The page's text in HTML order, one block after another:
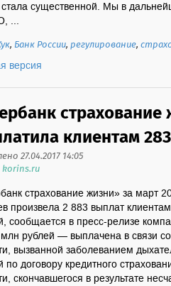
существенной. Мы в
...
, Банк России,регулирование,
версия
клиентам
27.04.2017 14:05
страхование жизни» за март
произвела 2 883 выплат
сообщается в пресс-релизе
рублей — выплачена в связи
вызванной заболеванием
по договору кредитного
скончавшегося в результате